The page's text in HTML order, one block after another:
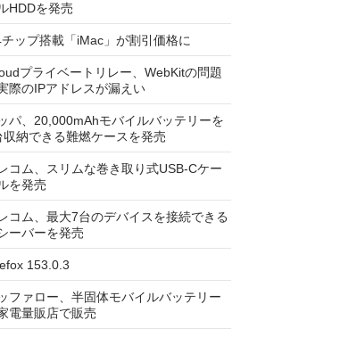
HDDを発売
ップ搭載「iMac」が割引価格に
プライベートリレー、WebKitの問題
際のIPアドレスが漏えい
パ、20,000mAhモバイルバッテリーを
収納できる難燃ケースを発売
コム、スリムな巻き取り式USB-Cケー
を発売
コム、最大7台のデバイスを接続できる
ーバーを発売
153.0.3
ファロー、半固体モバイルバッテリー
電量販店で販売